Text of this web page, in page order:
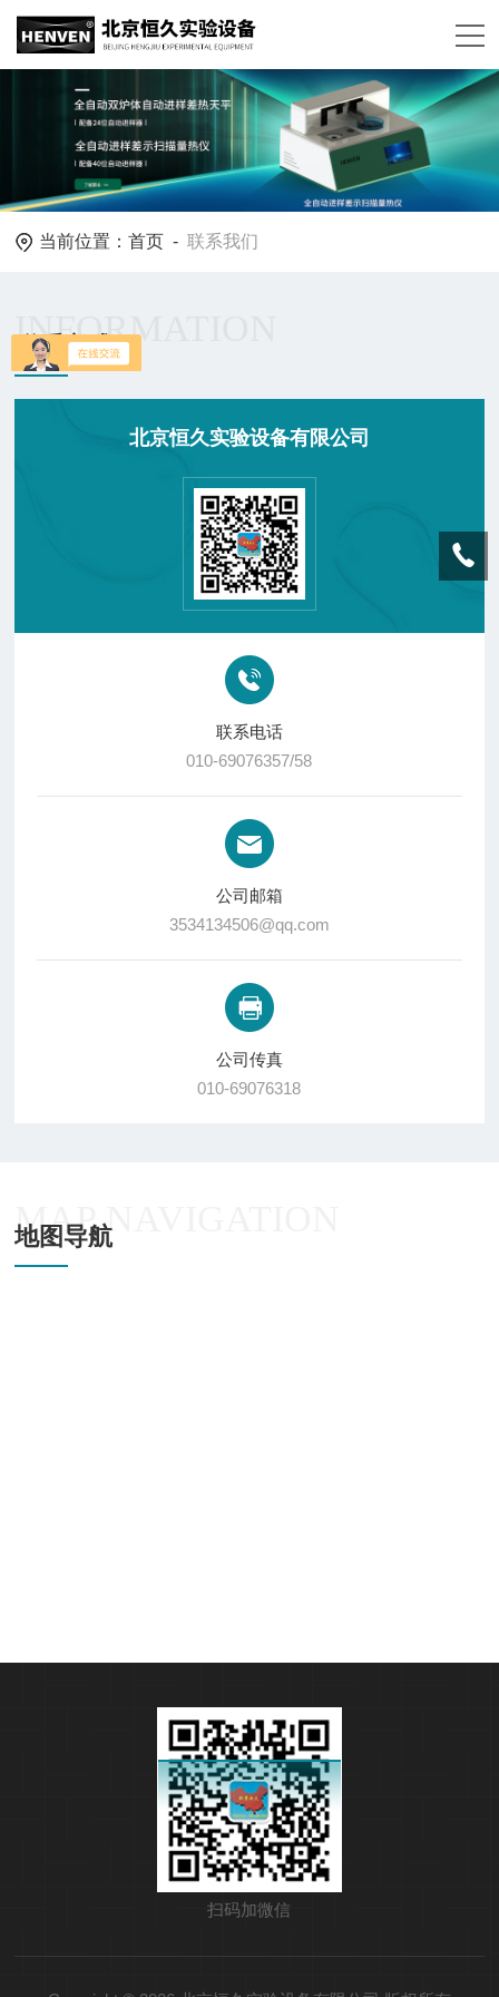
当前位置：首页 -联系我们
INFORMATION
联系方式
北京恒久实验设备有限公司
联系电话
010-69076357/58
公司邮箱
3534134506@qq.com
公司传真
010-69076318
MAP NAVIGATION
地图导航
扫码加微信